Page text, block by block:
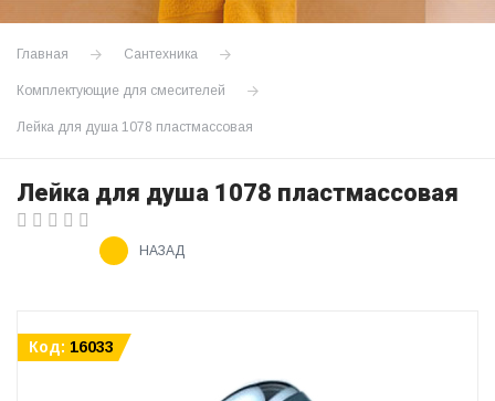
Главная Сантехника
Комплектующие для смесителей
Лейка для душа 1078 пластмассовая
Лейка для душа 1078 пластмассовая
НАЗАД
Код: 16033